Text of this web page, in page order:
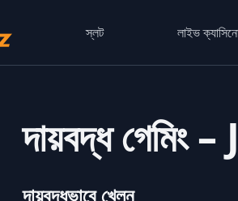
স্লট লাইভ
দায়বদ্ধ
দায়বদ্ধভাবে খেলুন